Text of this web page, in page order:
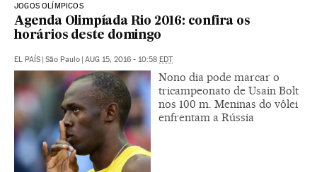
JOGOS OLÍMPICOS
Agenda Olimpíada Rio 2016: confira os
horários deste domingo
EL PAÍS | São Paulo | AUG 15, 2016 - 10:58 EDT
Nono dia pode marcar o
tricampeonato de Usain Bolt
nos 100 m. Meninas do vôlei
enfrentam a Rússia